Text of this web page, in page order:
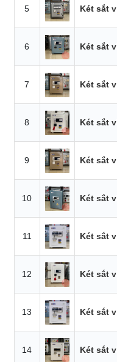
5 Két sắt
6 Két sắt
7 Két sắt
8 Két sắt
9 Két sắt
10 Két sắt
11 Két sắt
12 Két sắt
13 Két sắt
14 Két sắt